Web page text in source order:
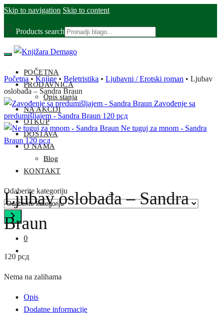
Skip to navigation Skip to content
Products search
POČETNA
PRODAVNICA
Opis stanja
NA AKCIJI
OTKUP
DOSTAVA
O NAMA
Blog
KONTAKT
Odaberite kategoriju
0
Početna • Knjige • Beletristika • Ljubavni / Erotski roman • Ljubav
oslobađa – Sandra Braun
Zavođenje sa
predumišljajem - Sandra Braun 120 рсд
Ne tuguj za mnom - Sandra
Braun 120 рсд
Ljubav oslobađa – Sandra
Braun
120 рсд
Nema na zalihama
Opis
Dodatne informacije